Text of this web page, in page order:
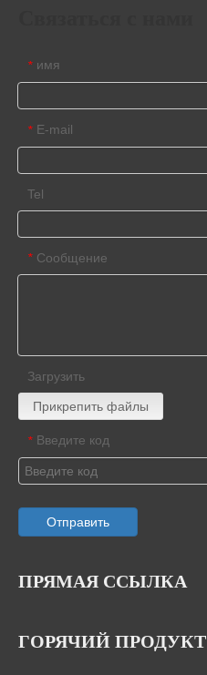
* имя
* E-mail
Tel
* Сообщение
Загрузить
Прикрепить файлы
* Введите код
Отправить
ПРЯМАЯ ССЫЛКА
ГОРЯЧИЙ ПРОДУКТ